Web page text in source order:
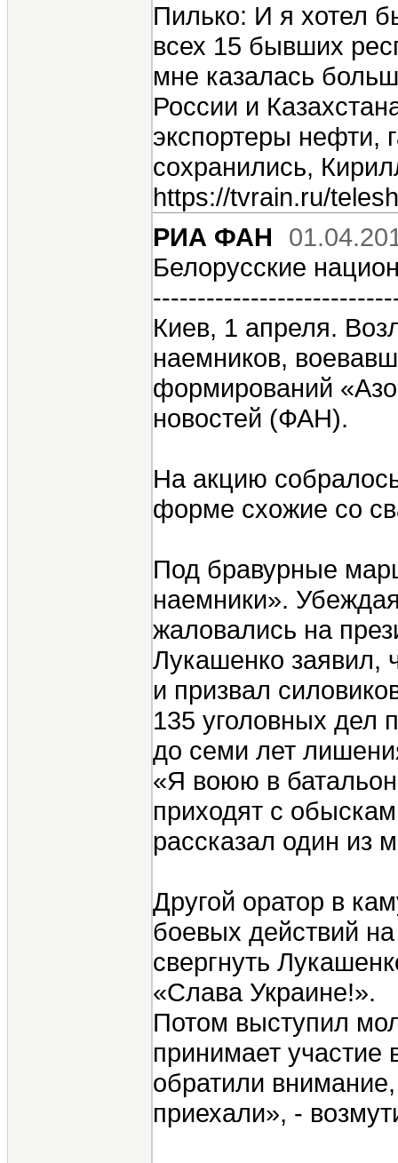
Пилько: И я хотел
всех 15 бывших
мне казалась
России и
экспортеры нефти,
сохранились,
https://tvrain.ru/
РИА ФАН
Белорусские
Киев, 1 апреля.
наемников,
формирований
новостей (ФАН).
На акцию
форме схожие со
Под бравурные
наемники».
жаловались на
Лукашенко заявил,
и призвал
135 уголовных дел
до семи лет
«Я воюю в
приходят с
рассказал один из
Другой оратор в
боевых действий
свергнуть
«Слава Украине!».
Потом выступил
принимает
обратили
приехали», -